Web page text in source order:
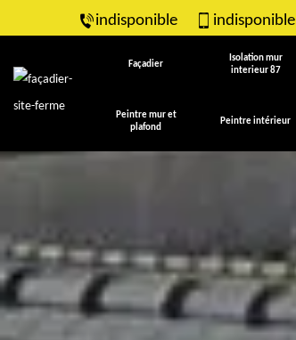
indisponible indisponible
Façadier
Isolation mur
interieur 87
Peintre mur et
plafond
Peintre intérieur